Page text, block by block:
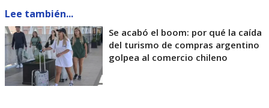
Lee también...
Se acabó el boom: por qué la caída
del turismo de compras argentino
golpea al comercio chileno